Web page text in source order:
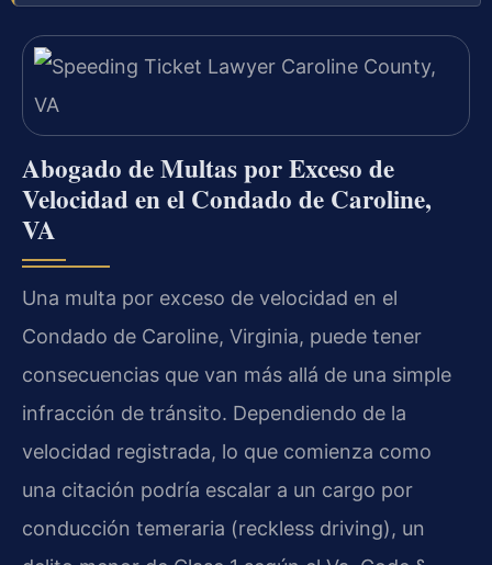
Abogado de Multas por Exceso de
Velocidad en el Condado de Caroline,
VA
Una multa por exceso de velocidad en el
Condado de Caroline, Virginia, puede tener
consecuencias que van más allá de una simple
infracción de tránsito. Dependiendo de la
velocidad registrada, lo que comienza como
una citación podría escalar a un cargo por
conducción temeraria (reckless driving), un